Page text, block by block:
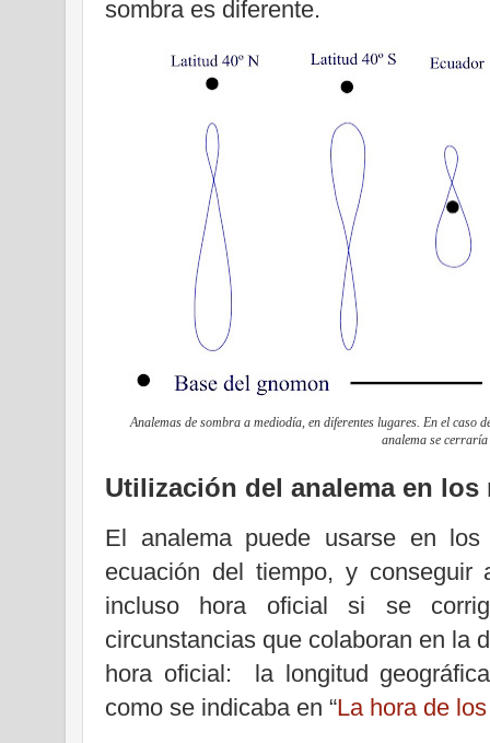
sombra es diferente.
Analemas de sombra a mediodía, en diferentes lugares. En el
analema se
Utilización del analema en los
El analema puede usarse en
ecuación del tiempo, y
incluso hora oficial si se
circunstancias que colaboran en la
hora oficial: la longitud
como se indicaba en “La hora de